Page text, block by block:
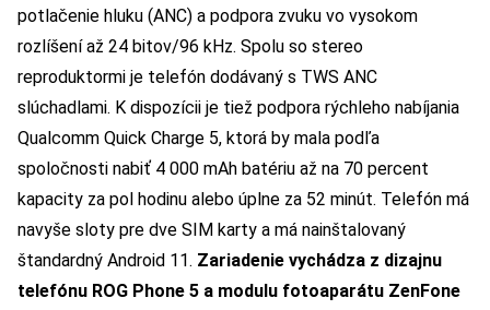
potlačenie hluku (ANC) a podpora zvuku vo vysokom
rozlíšení až 24 bitov/96 kHz. Spolu so stereo
reproduktormi je telefón dodávaný s TWS ANC
slúchadlami. K dispozícii je tiež podpora rýchleho nabíjania
Qualcomm Quick Charge 5, ktorá by mala podľa
spoločnosti nabiť 4 000 mAh batériu až na 70 percent
kapacity za pol hodinu alebo úplne za 52 minút. Telefón má
navyše sloty pre dve SIM karty a má nainštalovaný
štandardný Android 11. Zariadenie vychádza z dizajnu
telefónu ROG Phone 5 a modulu fotoaparátu ZenFone